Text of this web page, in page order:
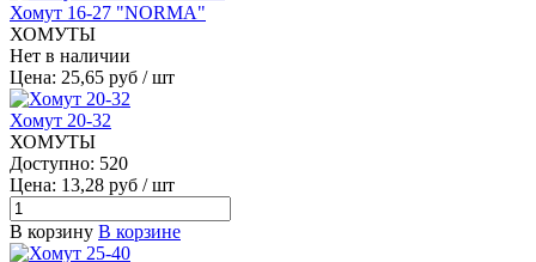
Хомут 16-27 "NORMA"
ХОМУТЫ
Нет в наличии
Цена: 25,65 руб / шт
Хомут 20-32
ХОМУТЫ
Доступно: 520
Цена: 13,28 руб / шт
В корзину В корзине